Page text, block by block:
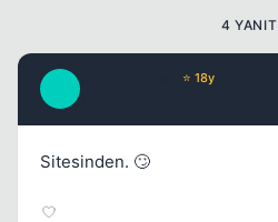
4 YANIT
⭐ 18y
Sitesinden. 🙄